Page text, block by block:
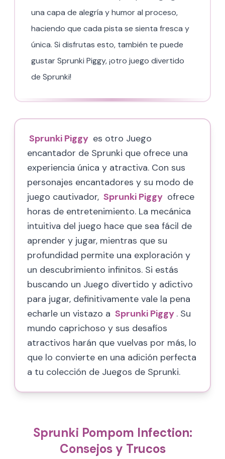
una capa de alegría y humor al proceso,
haciendo que cada pista se sienta fresca y
única. Si disfrutas esto, también te puede
gustar Sprunki Piggy, ¡otro juego divertido
de Sprunki!
Sprunki Piggy es otro Juego
encantador de Sprunki que ofrece una
experiencia única y atractiva. Con sus
personajes encantadores y su modo de
juego cautivador, Sprunki Piggy ofrece
horas de entretenimiento. La mecánica
intuitiva del juego hace que sea fácil de
aprender y jugar, mientras que su
profundidad permite una exploración y
un descubrimiento infinitos. Si estás
buscando un Juego divertido y adictivo
para jugar, definitivamente vale la pena
echarle un vistazo a Sprunki Piggy . Su
mundo caprichoso y sus desafíos
atractivos harán que vuelvas por más, lo
que lo convierte en una adición perfecta
a tu colección de Juegos de Sprunki.
Sprunki Pompom Infection:
Consejos y Trucos